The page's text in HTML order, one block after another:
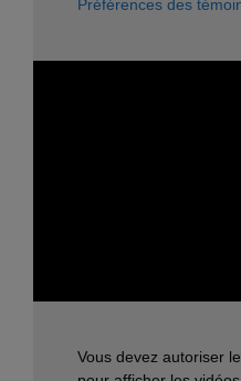
Préférences des
Vous devez autoriser